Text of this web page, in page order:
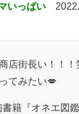
いっぱい
店街長い！！！
てみたい💋
籍『オネエ図